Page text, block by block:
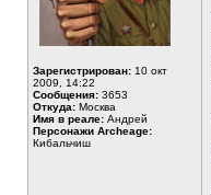
Зарегистрирован: 10 окт
2009, 14:22
Сообщения: 3653
Откуда: Москва
Имя в реале: Андрей
Персонажи Archeage:
Кибальчиш